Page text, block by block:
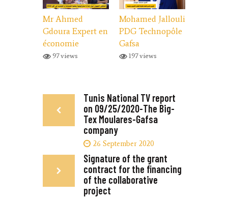
Mr Ahmed
Gdoura Expert en
économie
97 views
Mohamed Jallouli
PDG Technopôle
Gafsa
197 views
NAVIGATION
Previous
post:
Tunis National TV report
on 09/25/2020-The Big-
Tex Moulares-Gafsa
company
26 September 2020
Next
post:
Signature of the grant
contract for the financing
of the collaborative
project